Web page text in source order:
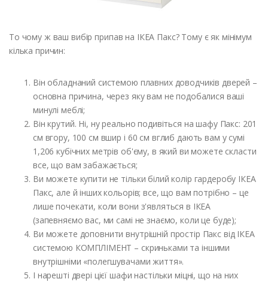
То чому ж ваш вибір припав на ІКЕА Пакс? Тому є як мінімум
кілька причин:
Він обладнаний системою плавних доводчиків дверей –
основна причина, через яку вам не подобалися ваші
минулі меблі;
Він крутий. Ні, ну реально подивіться на шафу Пакс: 201
см вгору, 100 см вшир і 60 см вглиб дають вам у сумі
1,206 кубічних метрів об'єму, в який ви можете скласти
все, що вам забажається;
Ви можете купити не тільки білий колір гардеробу ІКЕА
Пакс, але й інших кольорів; все, що вам потрібно – це
лише почекати, коли вони з'являться в ІКЕА
(запевняємо вас, ми самі не знаємо, коли це буде);
Ви можете доповнити внутрішній простір Пакс від ІКЕА
системою КОМПЛІМЕНТ – скриньками та іншими
внутрішніми «полегшувачами життя».
І нарешті двері цієї шафи настільки міцні, що на них